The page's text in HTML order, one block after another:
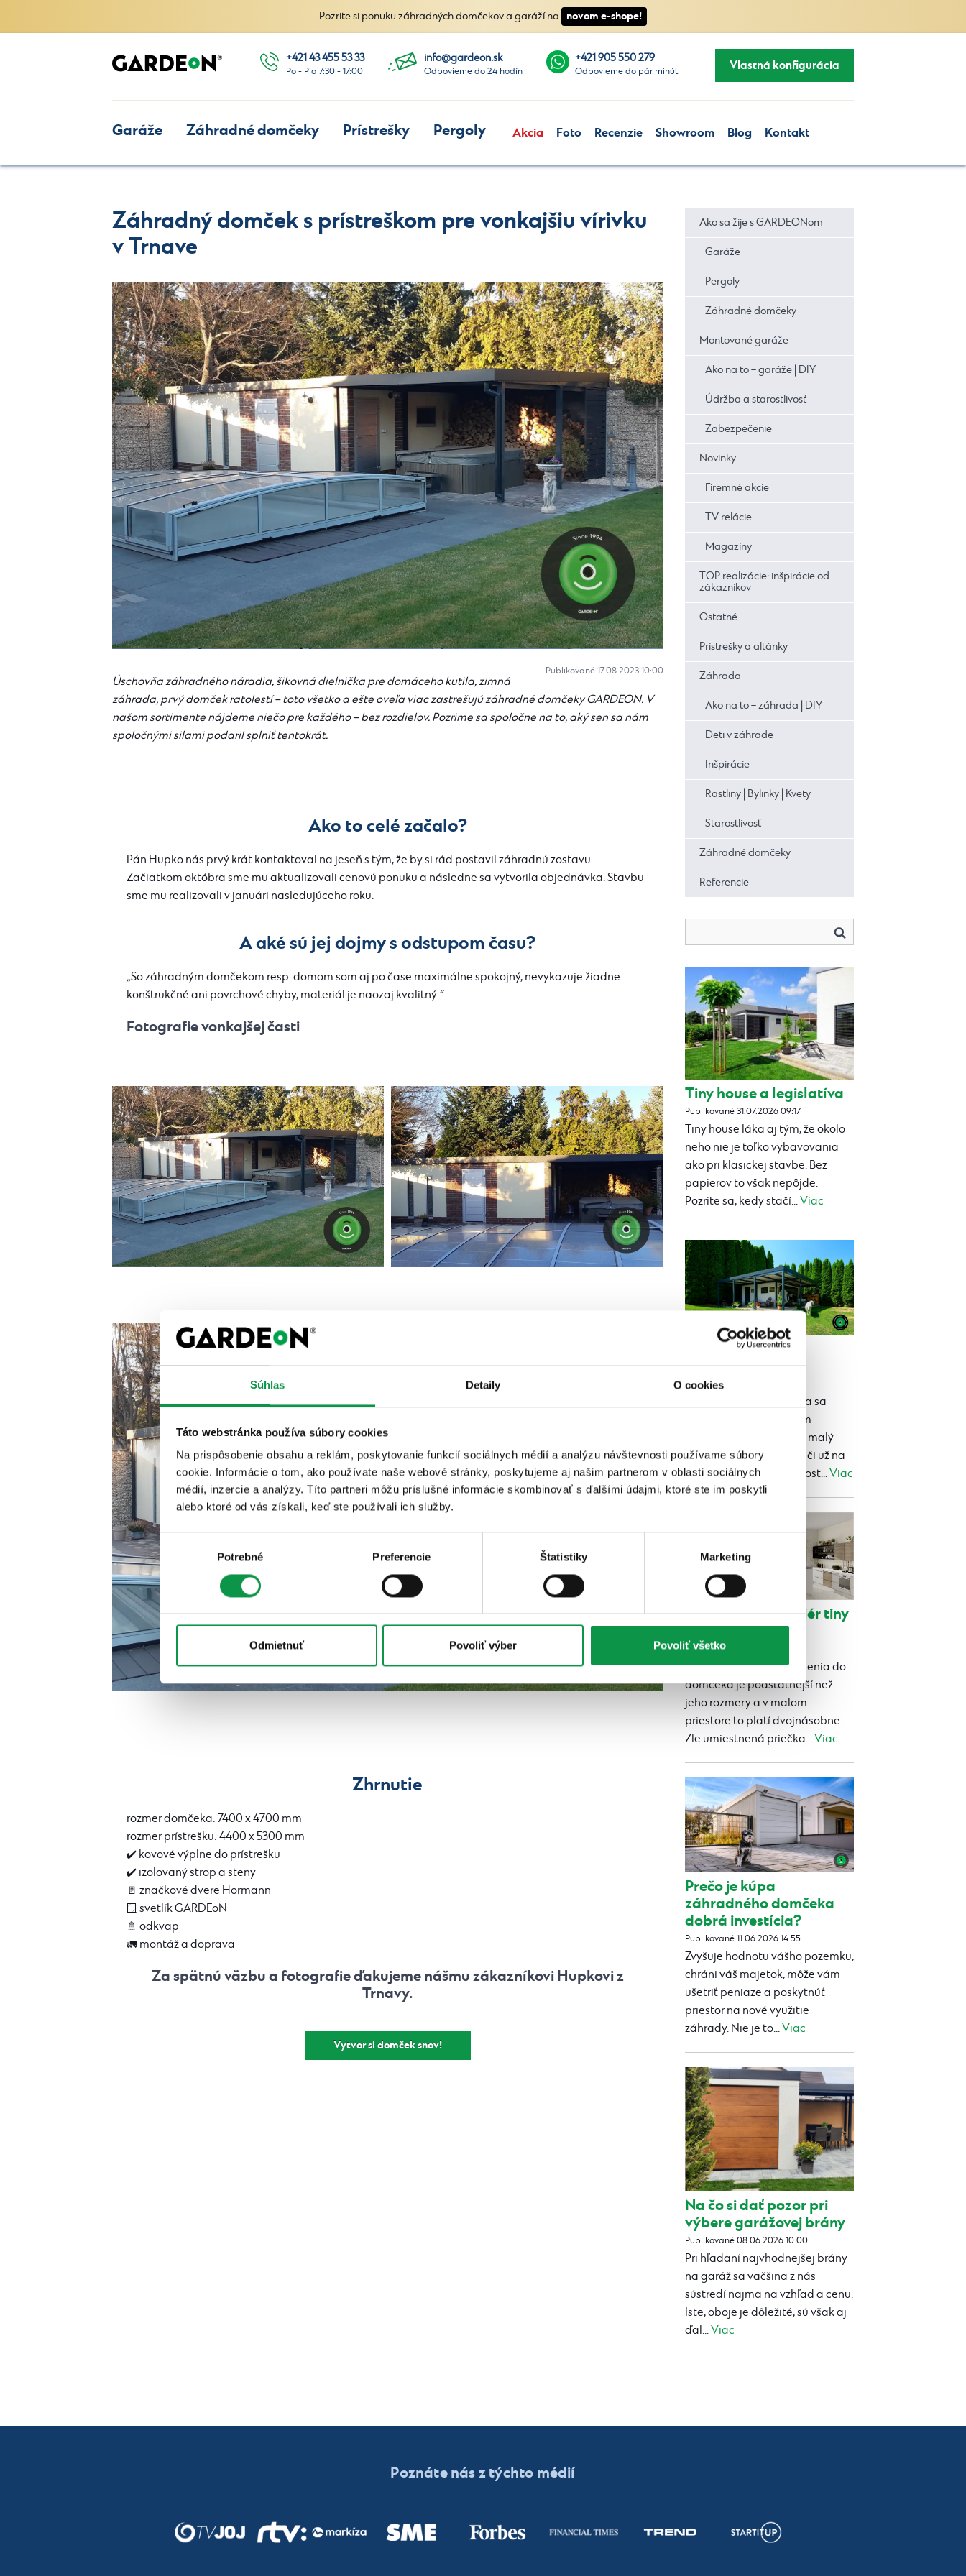
Súhlas Detaily O cookies
Táto webstránka používa súbory cookies
Na prispôsobenie obsahu a reklám, poskytovanie funkcií sociálnych médií a analýzu návštevnosti používame súbory
cookie. Informácie o tom, ako používate naše webové stránky, poskytujeme aj našim partnerom v oblasti sociálnych
médií, inzercie a analýzy. Títo partneri môžu príslušné informácie skombinovať s ďalšími údajmi, ktoré ste im poskytli
alebo ktoré od vás získali, keď ste používali ich služby.
Výber
súhlasu
Potrebné Preferencie Štatistiky Marketing
Odmietnuť Povoliť výber Povoliť všetko
Pozrite si ponuku záhradných domčekov a garáží na novom e-shope!
Vlastná konfigurácia
+421 43 455 53 33
Po - Pia 7:30 - 17:00
info@gardeon.sk
Odpovieme do 24 hodín
+421 905 550 279
Odpovieme do pár minút
Garáže Záhradné domčeky Prístrešky Pergoly Akcia Foto Recenzie Showroom Blog Kontakt
Záhradný domček s prístreškom pre vonkajšiu vírivku
v Trnave
Publikované 17.08.2023 10:00
Úschovňa záhradného náradia, šikovná dielnička pre domáceho kutila, zimná
záhrada, prvý domček ratolestí – toto všetko a ešte oveľa viac zastrešujú záhradné domčeky GARDEON. V
našom sortimente nájdeme niečo pre každého – bez rozdielov. Pozrime sa spoločne na to, aký sen sa nám
spoločnými silami podaril splniť tentokrát.
Ako to celé začalo?
Pán Hupko nás prvý krát kontaktoval na jeseň s tým, že by si rád postavil záhradnú zostavu.
Začiatkom októbra sme mu aktualizovali cenovú ponuku a následne sa vytvorila objednávka. Stavbu
sme mu realizovali v januári nasledujúceho roku.
A aké sú jej dojmy s odstupom času?
„So záhradným domčekom resp. domom som aj po čase maximálne spokojný, nevykazuje žiadne
konštrukčné ani povrchové chyby, materiál je naozaj kvalitný.“
Fotografie vonkajšej časti
Zhrnutie
rozmer domčeka: 7400 x 4700 mm
rozmer prístrešku: 4400 x 5300 mm
✔️ kovové výplne do prístrešku
✔️ izolovaný strop a steny
🚪 značkové dvere Hörmann
🪟 svetlík GARDEoN
🚿 odkvap
🚛 montáž a doprava
Za spätnú väzbu a fotografie ďakujeme nášmu zákazníkovi Hupkovi z
Trnavy.
Vytvor si domček snov!
Ako sa žije s GARDEONom
Garáže
Pergoly
Záhradné domčeky
Montované garáže
Ako na to – garáže | DIY
Údržba a starostlivosť
Zabezpečenie
Novinky
Firemné akcie
TV relácie
Magazíny
TOP realizácie: inšpirácie od
zákazníkov
Ostatné
Prístrešky a altánky
Záhrada
Ako na to – záhrada | DIY
Deti v záhrade
Inšpirácie
Rastliny | Bylinky | Kvety
Starostlivosť
Záhradné domčeky
Referencie
Tiny house a legislatíva
Publikované 31.07.2026 09:17
Tiny house láka aj tým, že okolo
neho nie je toľko vybavovania
ako pri klasickej stavbe. Bez
papierov to však nepôjde.
Pozrite sa, kedy stačí...Viac
Tiny house či
maringotka
Publikované 24.07.2026 13:03
Tiny house a maringotka sa
často spomínajú jedným
dychom. Oba ponúkajú malý
vlastný priestor navyše, či už na
rekreáciu, ubytovanie host...Viac
Ako zariadiť interiér tiny
house
Publikované 24.07.2026 12:52
Výber správneho zariadenia do
domčeka je podstatnejší než
jeho rozmery a v malom
priestore to platí dvojnásobne.
Zle umiestnená priečka...Viac
Prečo je kúpa
záhradného domčeka
dobrá investícia?
Publikované 11.06.2026 14:55
Zvyšuje hodnotu vášho pozemku,
chráni váš majetok, môže vám
ušetriť peniaze a poskytnúť
priestor na nové využitie
záhrady. Nie je to...Viac
Na čo si dať pozor pri
výbere garážovej brány
Publikované 08.06.2026 10:00
Pri hľadaní najvhodnejšej brány
na garáž sa väčšina z nás
sústredí najmä na vzhľad a cenu.
Iste, oboje je dôležité, sú však aj
ďal...Viac
Poznáte nás z týchto médií